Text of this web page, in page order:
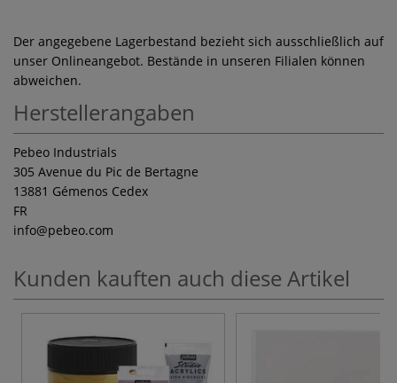
Der angegebene Lagerbestand bezieht sich ausschließlich auf
unser Onlineangebot. Bestände in unseren Filialen können
abweichen.
Herstellerangaben
Pebeo Industrials
305 Avenue du Pic de Bertagne
13881 Gémenos Cedex
FR
info@pebeo.com
Kunden kauften auch diese Artikel